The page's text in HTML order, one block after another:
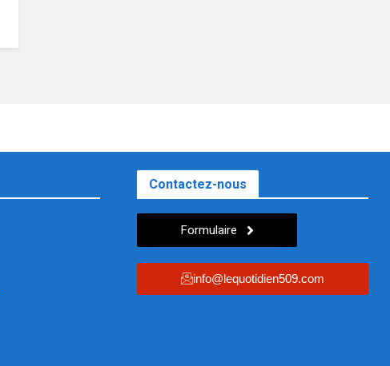
Contactez-nous
Formulaire
info@lequotidien509.com